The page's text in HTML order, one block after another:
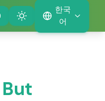
Theme
한국
어